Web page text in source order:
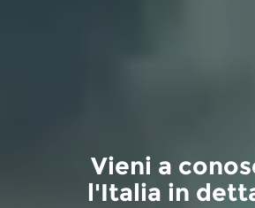
Vieni a
l'Italia in